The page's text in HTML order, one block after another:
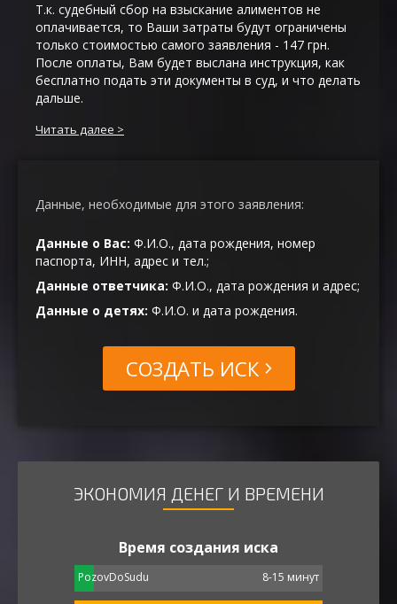
Т.к. судебный сбор на взыскание алиментов не
оплачивается, то Ваши затраты будут ограничены
только стоимостью самого заявления - 147 грн.
После оплаты, Вам будет выслана инструкция, как
бесплатно подать эти документы в суд, и что делать
дальше.
Читать далее
Данные, необходимые для этого заявления:
Данные о Вас: Ф.И.О., дата рождения, номер
паспорта, ИНН, адрес и тел.;
Данные ответчика: Ф.И.О., дата рождения и адрес;
Данные о детях: Ф.И.О. и дата рождения.
СОЗДАТЬ ИСК
ЭКОНОМИЯ ДЕНЕГ И ВРЕМЕНИ
Время создания иска
PozovDoSudu 8-15 минут